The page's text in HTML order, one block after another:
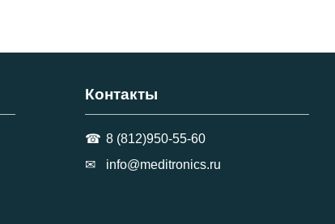
Контакты
8 (812)950-55-60
info@meditronics.ru